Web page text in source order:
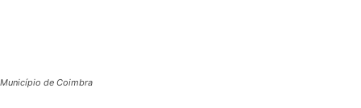
Município de Coimbra